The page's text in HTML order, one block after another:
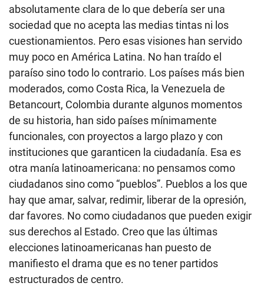
absolutamente clara de lo que debería ser una
sociedad que no acepta las medias tintas ni los
cuestionamientos. Pero esas visiones han servido
muy poco en América Latina. No han traído el
paraíso sino todo lo contrario. Los países más bien
moderados, como Costa Rica, la Venezuela de
Betancourt, Colombia durante algunos momentos
de su historia, han sido países mínimamente
funcionales, con proyectos a largo plazo y con
instituciones que garanticen la ciudadanía. Esa es
otra manía latinoamericana: no pensamos como
ciudadanos sino como “pueblos”. Pueblos a los que
hay que amar, salvar, redimir, liberar de la opresión,
dar favores. No como ciudadanos que pueden exigir
sus derechos al Estado. Creo que las últimas
elecciones latinoamericanas han puesto de
manifiesto el drama que es no tener partidos
estructurados de centro.